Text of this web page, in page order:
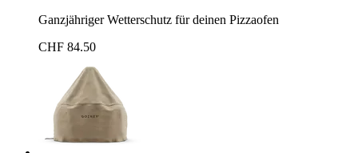
Ganzjähriger Wetterschutz für deinen Pizzaofen
CHF 84.50